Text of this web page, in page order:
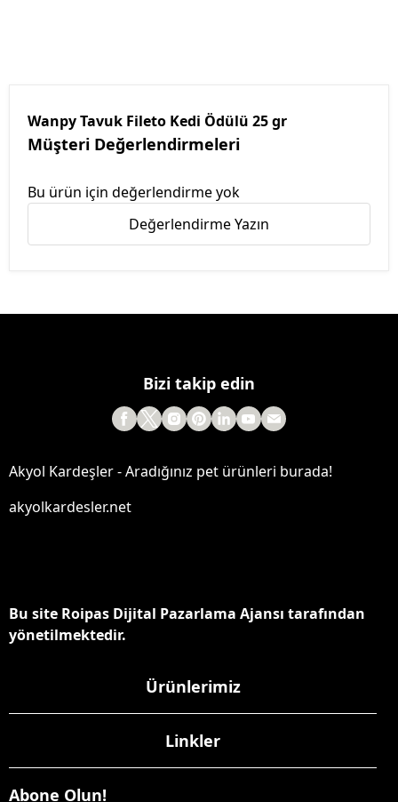
Wanpy Tavuk Fileto Kedi Ödülü 25 gr
Müşteri Değerlendirmeleri
Bu ürün için değerlendirme yok
Değerlendirme Yazın
Bizi takip edin
Akyol Kardeşler - Aradığınız pet ürünleri burada!
akyolkardesler.net
Bu site Roipas Dijital Pazarlama Ajansı tarafından
yönetilmektedir.
Ürünlerimiz
Linkler
Abone Olun!